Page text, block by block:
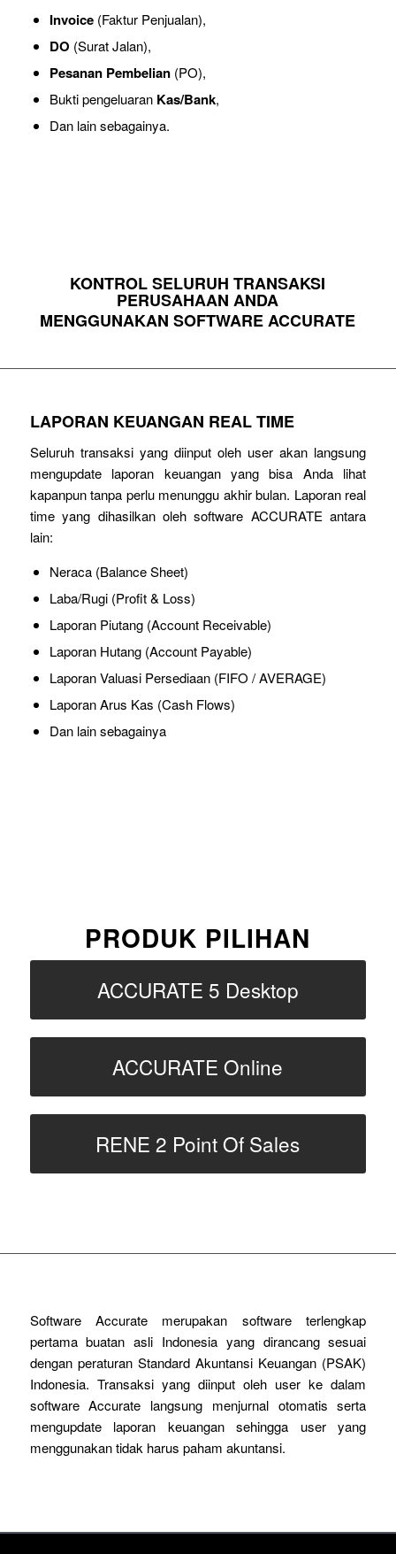
Invoice(Faktur Penjualan),
DO (Surat Jalan),
Pesanan Pembelian(PO),
Bukti pengeluaran Kas/Bank,
Dan lain sebagainya.
KONTROL SELURUH TRANSAKSI
PERUSAHAAN ANDA
MENGGUNAKAN SOFTWARE ACCURATE
LAPORAN KEUANGAN REAL TIME
Seluruh transaksi yang diinput oleh user akan langsung
mengupdate laporan keuangan yang bisa Anda lihat
kapanpun tanpa perlu menunggu akhir bulan. Laporan real
time yang dihasilkan oleh software ACCURATE antara
lain:
Neraca (Balance Sheet)
Laba/Rugi (Profit & Loss)
Laporan Piutang (Account Receivable)
Laporan Hutang (Account Payable)
Laporan Valuasi Persediaan (FIFO / AVERAGE)
Laporan Arus Kas (Cash Flows)
Dan lain sebagainya
PRODUK PILIHAN
ACCURATE 5 Desktop
ACCURATE Online
RENE 2 Point Of Sales
Software Accurate merupakan software terlengkap
pertama buatan asli Indonesia yang dirancang sesuai
dengan peraturan Standard Akuntansi Keuangan (PSAK)
Indonesia. Transaksi yang diinput oleh user ke dalam
software Accurate langsung menjurnal otomatis serta
mengupdate laporan keuangan sehingga user yang
menggunakan tidak harus paham akuntansi.